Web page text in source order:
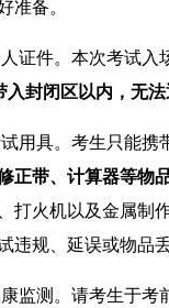
准备。
人证件。本次考试
入封闭区以内，无
试用具。考生只能
正带、计算器等物
打火机以及金属制
违规、延误或物品丢
康监测。请考生于